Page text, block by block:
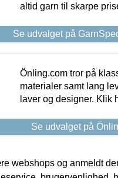
altid garn til skarpe
Se udvalget på
Önling.com tror på
materialer samt lang
laver og designer. Klik
Se udvalget på
webshops og anmeldt